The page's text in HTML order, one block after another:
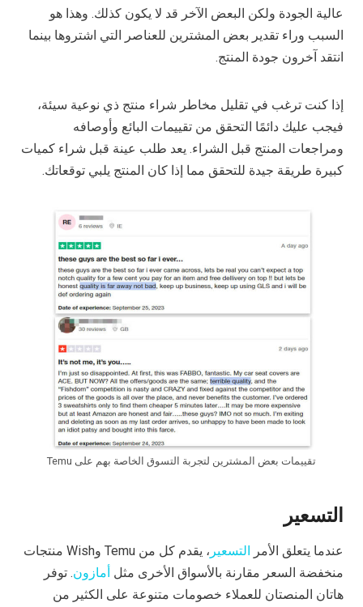
عالية الجودة ولكن البعض الآخر قد لا يكون كذلك. وهذا هو
السبب وراء تقدير بعض المشترين للعناصر التي اشتروها بينما
انتقد آخرون جودة المنتج.
إذا كنت ترغب في تقليل مخاطر شراء منتج ذي نوعية سيئة،
فيجب عليك دائمًا التحقق من تقييمات البائع وأوصافه
ومراجعات المنتج قبل الشراء. يعد طلب عينة قبل شراء كميات
كبيرة طريقة جيدة للتحقق مما إذا كان المنتج يلبي توقعاتك.
تقييمات بعض المشترين لتجربة التسوق الخاصة بهم على Temu
التسعير
عندما يتعلق الأمر التسعير
، يقدم كل من Temu وWish منتجات
منخفضة السعر مقارنة بالأسواق الأخرى مثل أمازون. توفر
هاتان المنصتان للعملاء خصومات متنوعة على الكثير من